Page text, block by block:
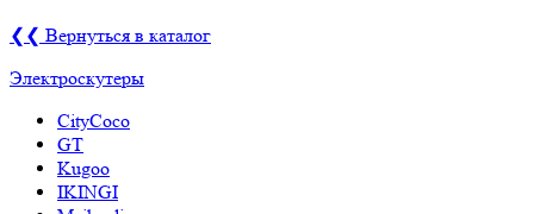
❮❮ Вернуться в каталог
Электроскутеры
CityCoco
GT
Kugoo
IKINGI